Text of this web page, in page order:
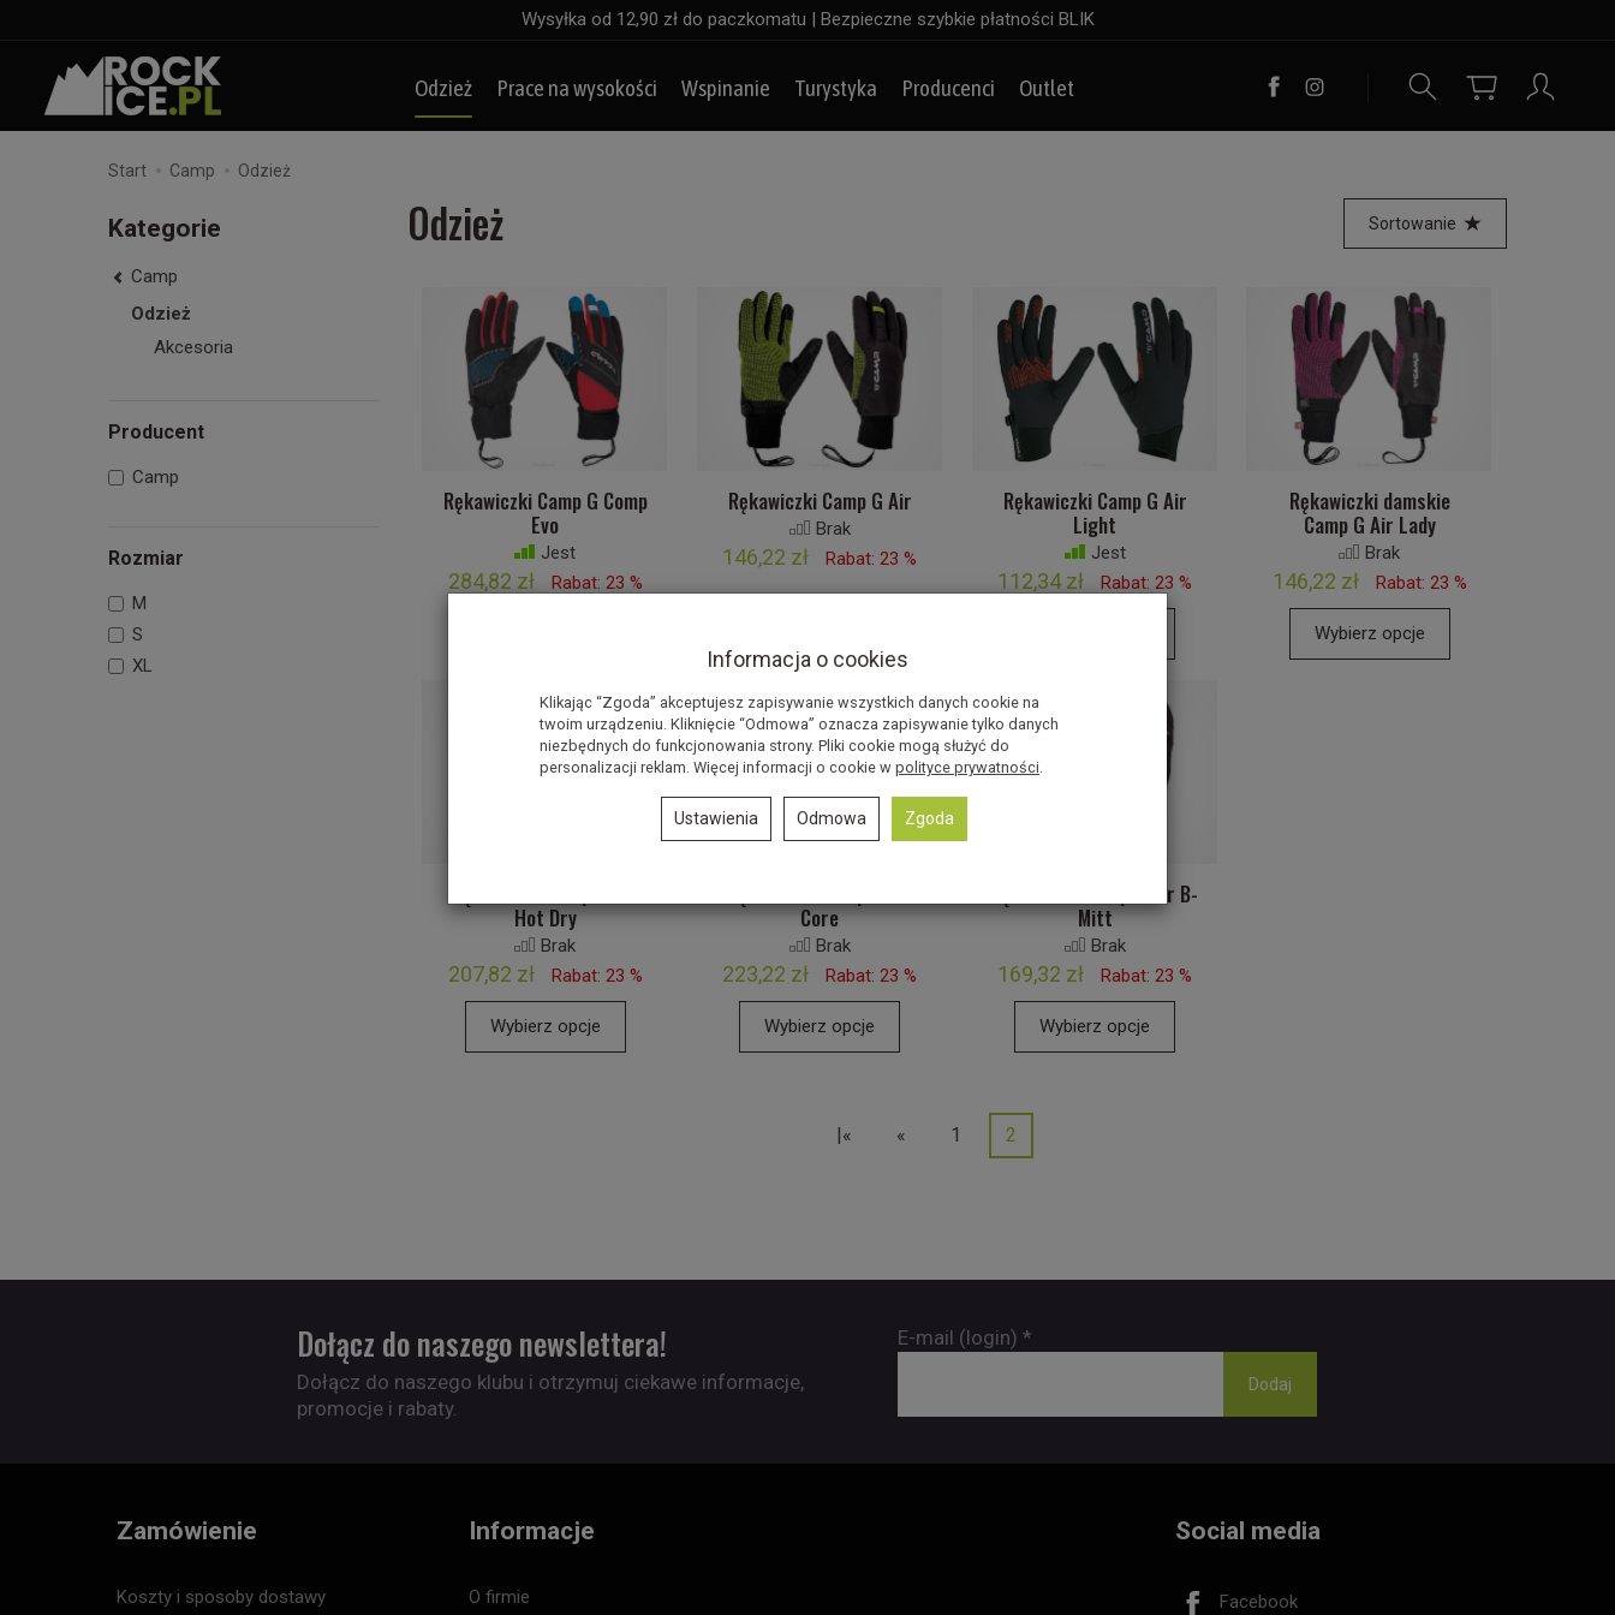
Wysyłka od 12,90 zł do paczkomatu | Bezpieczne szybkie płatności BLIK
Odzież Prace na wysokości Wspinanie Turystyka Producenci Outlet
Start Camp Odzież
Odzież Sortowanie
Rękawiczki Camp G Comp
Evo
Jest
284,82 zł Rabat: 23 %
Rękawiczki Camp G Air
Brak
146,22 zł Rabat: 23 %
Rękawiczki Camp G Air
Light
Jest
112,34 zł Rabat: 23 %
Rękawiczki damskie
Camp G Air Lady
Brak
146,22 zł Rabat: 23 %
Wybierz opcje
Hot Dry
Brak
207,82 zł Rabat: 23 %
Wybierz opcje
Core
Brak
223,22 zł Rabat: 23 %
Wybierz opcje
Rękawiczki Camp G Air B-
Mitt
Brak
169,32 zł Rabat: 23 %
Wybierz opcje
|« « 1 2
Kategorie
Camp
Odzież
Akcesoria
Producent
Camp
Rozmiar
M
S
XL
Dołącz do naszego newslettera!
Dołącz do naszego klubu i otrzymuj ciekawe informacje,
promocje i rabaty.
E-mail (login) *
Zamówienie
Koszty i sposoby dostawy
Informacje
O firmie
Social media
Facebook
Informacja o cookies
Klikając “Zgoda” akceptujesz zapisywanie wszystkich danych cookie na
twoim urządzeniu. Kliknięcie “Odmowa” oznacza zapisywanie tylko danych
niezbędnych do funkcjonowania strony. Pliki cookie mogą służyć do
personalizacji reklam. Więcej informacji o cookie w polityce prywatności
Ustawienia Odmowa Zgoda